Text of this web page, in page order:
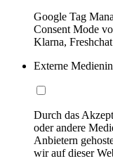
Google Tag
Consent Mode
Klarna, Freshchat
Externe
Durch das
oder andere
Anbietern
wir auf dieser